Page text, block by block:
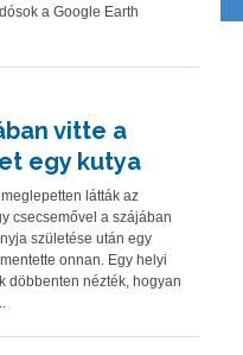
a Google Earth
vitte a
egy kutya
látták az
csecsemővel a szájában
születése után egy
onnan. Egy helyi
döbbenten nézték, hogyan